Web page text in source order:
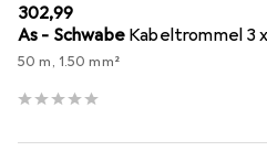
EUR
302,99
As - Schwabe Kabeltrommel 3
50 m, 1.50 mm²